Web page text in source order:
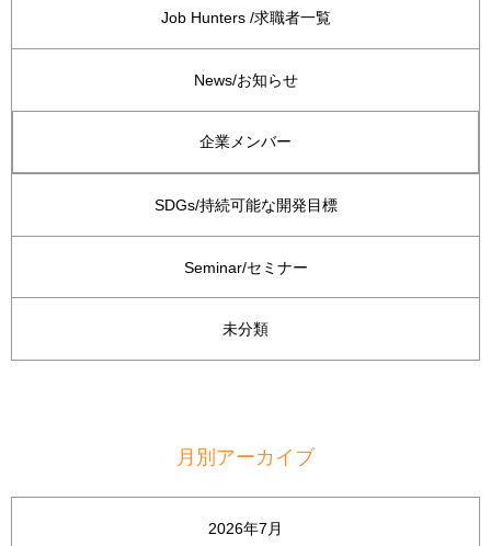
Job Hunters /求職者一覧
News/お知らせ
企業メンバー
SDGs/持続可能な開発目標
Seminar/セミナー
未分類
月別アーカイブ
2026年7月